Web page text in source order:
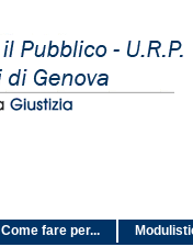
Come fare per...